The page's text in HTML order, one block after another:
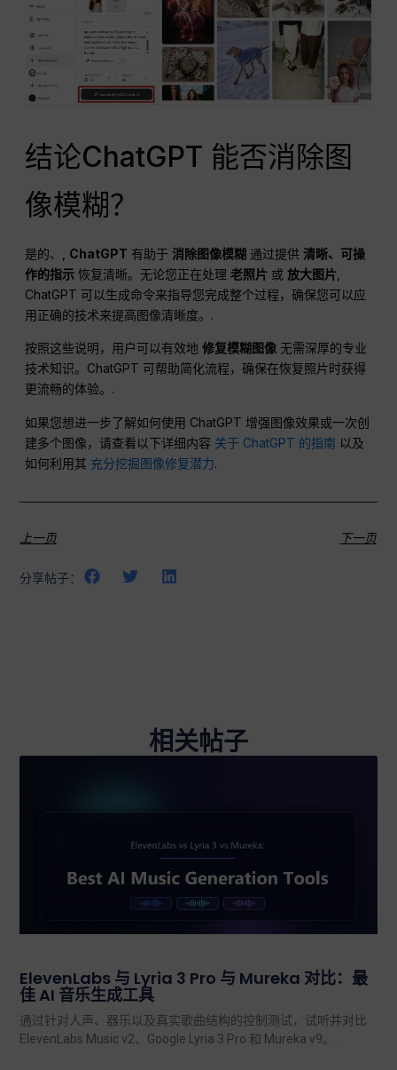
结论ChatGPT 能否消除图
像模糊？
是的、, ChatGPT 有助于消除图像模糊 通过提供 清晰、可操
作的指示 恢复清晰。无论您正在处理老照片 或放大图片
ChatGPT 可以生成命令来指导您完成整个过程，确保您可以应
用正确的技术来提高图像清晰度。.
按照这些说明，用户可以有效地修复模糊图像 无需深厚的专业
技术知识。ChatGPT 可帮助简化流程，确保在恢复照片时获得
更流畅的体验。.
如果您想进一步了解如何使用 ChatGPT 增强图像效果或一次创
建多个图像，请查看以下详细内容 关于 ChatGPT 的指南 以及
如何利用其 充分挖掘图像修复潜力.
上一页 下一页
分享帖子：
相关帖子
ElevenLabs 与 Lyria 3 Pro 与 Mureka 对比：最
佳 AI 音乐生成工具
通过针对人声、器乐以及真实歌曲结构的控制测试，试听并对比
ElevenLabs Music v2、Google Lyria 3 Pro 和 Mureka v9。.